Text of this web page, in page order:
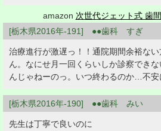
amazon 次世代ジェット式 歯
[栃木県2016年-191] ●●歯科 すぎ
治療進行が激遅っ！！通院期間余裕な
ん。なにせ月一回くらいしか診察でき
んじゃねーのっ。いつ終わるのか…不安
[栃木県2016年-190] ●●歯科 みい
先生は丁寧で良いのに